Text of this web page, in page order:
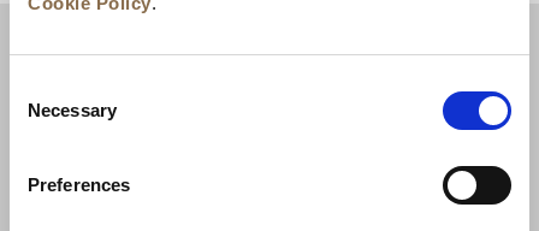
Selection
Necessary
Preferences